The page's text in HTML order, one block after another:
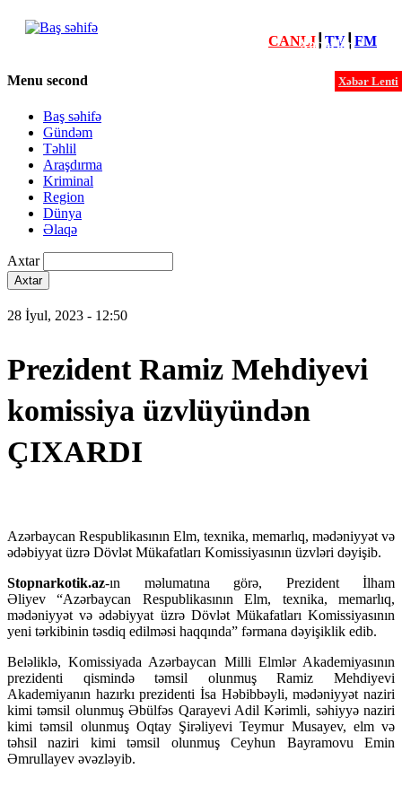
Xəbərlər
Xəbər Lenti
CANLI┃ TV┃ FM
Menu second
Baş səhifə
Gündəm
Təhlil
Araşdırma
Kriminal
Region
Dünya
Əlaqə
Axtar
28 İyul, 2023 - 12:50
Prezident Ramiz Mehdiyevi
komissiya üzvlüyündən
ÇIXARDI
Azərbaycan Respublikasının Elm, texnika, memarlıq, mədəniyyət və
ədəbiyyat üzrə Dövlət Mükafatları Komissiyasının üzvləri dəyişib.
Stopnarkotik.az-ın məlumatına görə, Prezident İlham
Əliyev “Azərbaycan Respublikasının Elm, texnika, memarlıq,
mədəniyyət və ədəbiyyat üzrə Dövlət Mükafatları Komissiyasının
yeni tərkibinin təsdiq edilməsi haqqında” fərmana dəyişiklik edib.
Beləliklə, Komissiyada Azərbaycan Milli Elmlər Akademiyasının
prezidenti qismində təmsil olunmuş Ramiz Mehdiyevi
Akademiyanın hazırkı prezidenti İsa Həbibbəyli, mədəniyyət naziri
kimi təmsil olunmuş Əbülfəs Qarayevi Adil Kərimli, səhiyyə naziri
kimi təmsil olunmuş Oqtay Şirəliyevi Teymur Musayev, elm və
təhsil naziri kimi təmsil olunmuş Ceyhun Bayramovu Emin
Əmrullayev əvəzləyib.